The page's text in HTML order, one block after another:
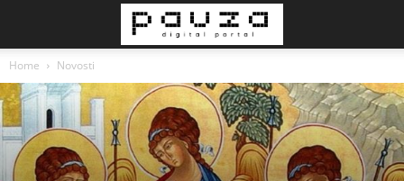
Home Novosti